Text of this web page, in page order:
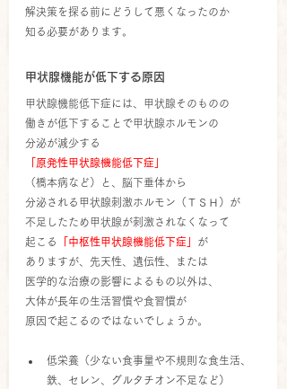
解決策を探る前にどうして悪くなったのか
知る必要があります。
甲状腺機能が低下する原因
甲状腺機能低下症には、甲状腺そのものの
働きが低下することで甲状腺ホルモンの
分泌が減少する
「原発性甲状腺機能低下症」
（橋本病など）と、脳下垂体から
分泌される甲状腺刺激ホルモン（ＴＳＨ）が
不足したため甲状腺が刺激されなくなって
起こる
「中枢性甲状腺機能低下症」 が
ありますが、先天性、遺伝性、または
医学的な治療の影響によるもの以外は、
大体が長年の生活習慣や食習慣が
原因で起こるのではないでしょうか。
低栄養（少ない食事量や不規則な食生活、
鉄、セレン、グルタチオン不足など）